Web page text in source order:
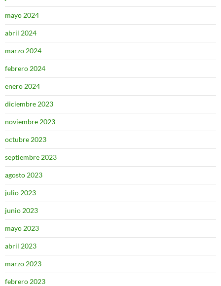
mayo 2024
abril 2024
marzo 2024
febrero 2024
enero 2024
diciembre 2023
noviembre 2023
octubre 2023
septiembre 2023
agosto 2023
julio 2023
junio 2023
mayo 2023
abril 2023
marzo 2023
febrero 2023